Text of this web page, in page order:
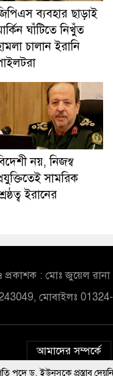
ব্যবহার ছাড়াই
ঘাঁটিতে নিখুঁত
চালান ইরানি
নয়, নিজস্ব
সামরিক
ইরানের
প্রকাশক : মোঃ জুয়েল রানা
মোবাইলঃ
আমাদের সম্পর্কে
প্রস্তাব দেয়নি বিএনপি,